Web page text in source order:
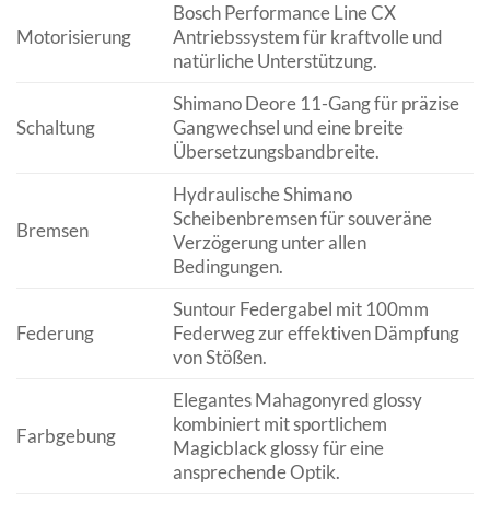
Motorisierung
Bosch Performance Line CX
Antriebssystem für kraftvolle und
natürliche Unterstützung.
Schaltung
Shimano Deore 11-Gang für präzise
Gangwechsel und eine breite
Übersetzungsbandbreite.
Bremsen
Hydraulische Shimano
Scheibenbremsen für souveräne
Verzögerung unter allen
Bedingungen.
Federung
Suntour Federgabel mit 100mm
Federweg zur effektiven Dämpfung
von Stößen.
Farbgebung
Elegantes Mahagonyred glossy
kombiniert mit sportlichem
Magicblack glossy für eine
ansprechende Optik.